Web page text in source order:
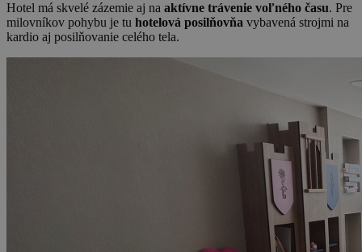
Hotel má skvelé zázemie aj na aktívne trávenie voľného času. Pre
milovníkov pohybu je tu hotelová posilňovňa vybavená strojmi na
kardio aj posilňovanie celého tela.